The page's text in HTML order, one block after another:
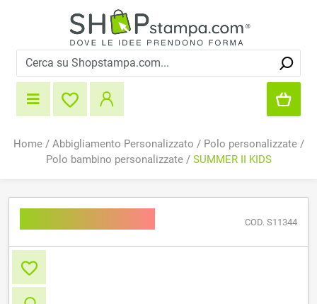
Home/ Abbigliamento Personalizzato / Polo personalizzate/
Polo bambino personalizzate/ SUMMER II KIDS
COD. S11344